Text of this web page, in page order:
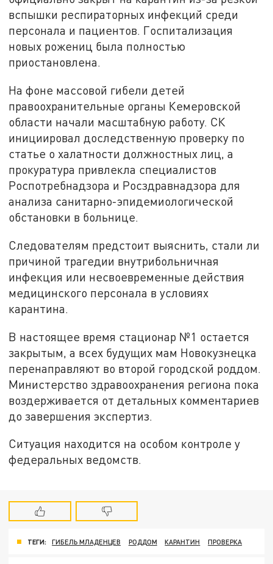
вспышки респираторных инфекций среди
персонала и пациентов. Госпитализация
новых рожениц была полностью
приостановлена.
На фоне массовой гибели детей
правоохранительные органы Кемеровской
области начали масштабную работу. СК
инициировал доследственную проверку по
статье о халатности должностных лиц, а
прокуратура привлекла специалистов
Роспотребнадзора и Росздравнадзора для
анализа санитарно-эпидемиологической
обстановки в больнице.
Следователям предстоит выяснить, стали ли
причиной трагедии внутрибольничная
инфекция или несвоевременные действия
медицинского персонала в условиях
карантина.
В настоящее время стационар №1 остается
закрытым, а всех будущих мам Новокузнецка
перенаправляют во второй городской роддом.
Министерство здравоохранения региона пока
воздерживается от детальных комментариев
до завершения экспертиз.
Ситуация находится на особом контроле у
федеральных ведомств.
ТЕГИ: ГИБЕЛЬ МЛАДЕНЦЕВ РОДДОМ КАРАНТИН ПРОВЕРКА